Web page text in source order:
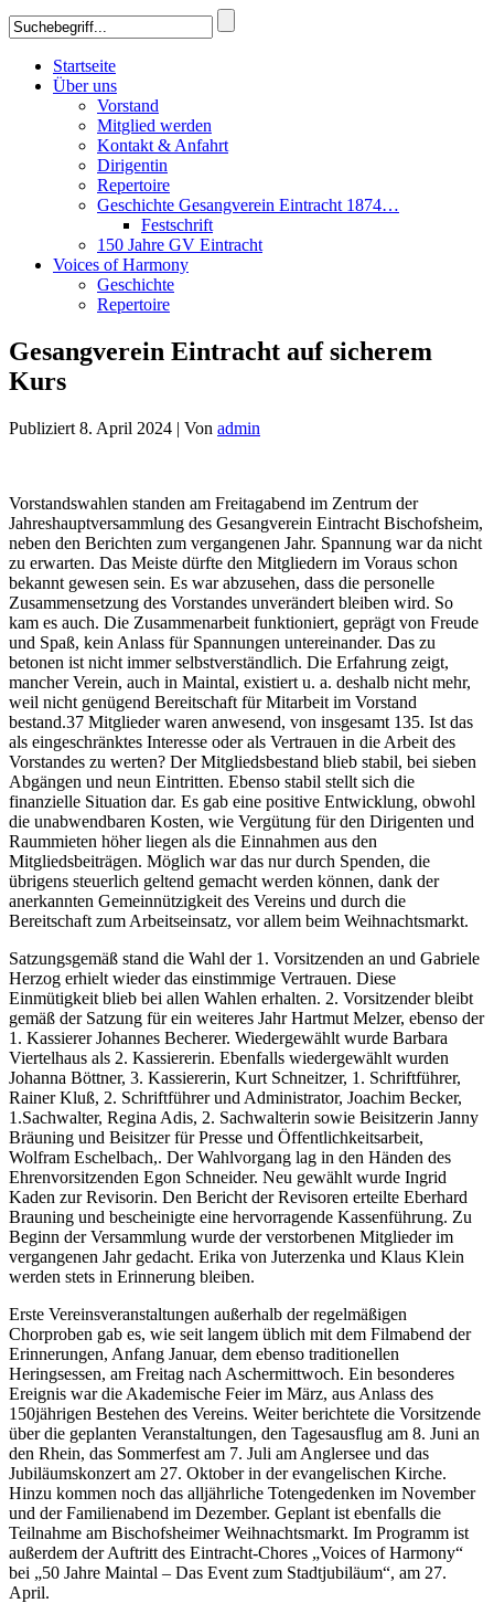
Startseite
Über uns
Vorstand
Mitglied werden
Kontakt & Anfahrt
Dirigentin
Repertoire
Geschichte Gesangverein Eintracht 1874…
Festschrift
150 Jahre GV Eintracht
Voices of Harmony
Geschichte
Repertoire
Gesangverein Eintracht auf sicherem
Kurs
Publiziert 8. April 2024 | Von admin
Vorstandswahlen standen am Freitagabend im Zentrum der
Jahreshauptversammlung des Gesangverein Eintracht Bischofsheim,
neben den Berichten zum vergangenen Jahr. Spannung war da nicht
zu erwarten. Das Meiste dürfte den Mitgliedern im Voraus schon
bekannt gewesen sein. Es war abzusehen, dass die personelle
Zusammensetzung des Vorstandes unverändert bleiben wird. So
kam es auch. Die Zusammenarbeit funktioniert, geprägt von Freude
und Spaß, kein Anlass für Spannungen untereinander. Das zu
betonen ist nicht immer selbstverständlich. Die Erfahrung zeigt,
mancher Verein, auch in Maintal, existiert u. a. deshalb nicht mehr,
weil nicht genügend Bereitschaft für Mitarbeit im Vorstand
bestand.37 Mitglieder waren anwesend, von insgesamt 135. Ist das
als eingeschränktes Interesse oder als Vertrauen in die Arbeit des
Vorstandes zu werten? Der Mitgliedsbestand blieb stabil, bei sieben
Abgängen und neun Eintritten. Ebenso stabil stellt sich die
finanzielle Situation dar. Es gab eine positive Entwicklung, obwohl
die unabwendbaren Kosten, wie Vergütung für den Dirigenten und
Raummieten höher liegen als die Einnahmen aus den
Mitgliedsbeiträgen. Möglich war das nur durch Spenden, die
übrigens steuerlich geltend gemacht werden können, dank der
anerkannten Gemeinnützigkeit des Vereins und durch die
Bereitschaft zum Arbeitseinsatz, vor allem beim Weihnachtsmarkt.
Satzungsgemäß stand die Wahl der 1. Vorsitzenden an und Gabriele
Herzog erhielt wieder das einstimmige Vertrauen. Diese
Einmütigkeit blieb bei allen Wahlen erhalten. 2. Vorsitzender bleibt
gemäß der Satzung für ein weiteres Jahr Hartmut Melzer, ebenso der
1. Kassierer Johannes Becherer. Wiedergewählt wurde Barbara
Viertelhaus als 2. Kassiererin. Ebenfalls wiedergewählt wurden
Johanna Böttner, 3. Kassiererin, Kurt Schneitzer, 1. Schriftführer,
Rainer Kluß, 2. Schriftführer und Administrator, Joachim Becker,
1.Sachwalter, Regina Adis, 2. Sachwalterin sowie Beisitzerin Janny
Bräuning und Beisitzer für Presse und Öffentlichkeitsarbeit,
Wolfram Eschelbach,. Der Wahlvorgang lag in den Händen des
Ehrenvorsitzenden Egon Schneider. Neu gewählt wurde Ingrid
Kaden zur Revisorin. Den Bericht der Revisoren erteilte Eberhard
Brauning und bescheinigte eine hervorragende Kassenführung. Zu
Beginn der Versammlung wurde der verstorbenen Mitglieder im
vergangenen Jahr gedacht. Erika von Juterzenka und Klaus Klein
werden stets in Erinnerung bleiben.
Erste Vereinsveranstaltungen außerhalb der regelmäßigen
Chorproben gab es, wie seit langem üblich mit dem Filmabend der
Erinnerungen, Anfang Januar, dem ebenso traditionellen
Heringsessen, am Freitag nach Aschermittwoch. Ein besonderes
Ereignis war die Akademische Feier im März, aus Anlass des
150jährigen Bestehen des Vereins. Weiter berichtete die Vorsitzende
über die geplanten Veranstaltungen, den Tagesausflug am 8. Juni an
den Rhein, das Sommerfest am 7. Juli am Anglersee und das
Jubiläumskonzert am 27. Oktober in der evangelischen Kirche.
Hinzu kommen noch das alljährliche Totengedenken im November
und der Familienabend im Dezember. Geplant ist ebenfalls die
Teilnahme am Bischofsheimer Weihnachtsmarkt. Im Programm ist
außerdem der Auftritt des Eintracht-Chores „Voices of Harmony“
bei „50 Jahre Maintal – Das Event zum Stadtjubiläum“, am 27.
April.